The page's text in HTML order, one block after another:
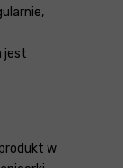
jest
w